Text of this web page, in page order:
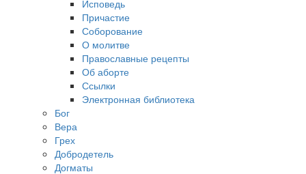
Исповедь
Причастие
Соборование
О молитве
Православные рецепты
Об аборте
Ссылки
Электронная библиотека
Бог
Вера
Грех
Добродетель
Догматы